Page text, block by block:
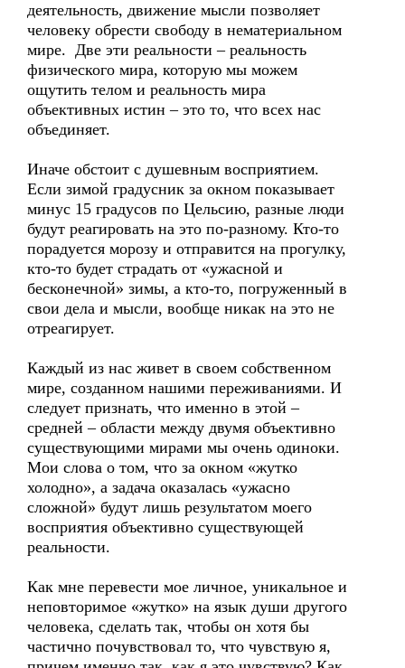
деятельность, движение мысли позволяет
человеку обрести свободу в нематериальном
мире. Две эти реальности – реальность
физического мира, которую мы можем
ощутить телом и реальность мира
объективных истин – это то, что всех нас
объединяет.
Иначе обстоит с душевным восприятием.
Если зимой градусник за окном показывает
минус 15 градусов по Цельсию, разные люди
будут реагировать на это по-разному. Кто-то
порадуется морозу и отправится на прогулку,
кто-то будет страдать от «ужасной и
бесконечной» зимы, а кто-то, погруженный в
свои дела и мысли, вообще никак на это не
отреагирует.
Каждый из нас живет в своем собственном
мире, созданном нашими переживаниями. И
следует признать, что именно в этой –
средней – области между двумя объективно
существующими мирами мы очень одиноки.
Мои слова о том, что за окном «жутко
холодно», а задача оказалась «ужасно
сложной» будут лишь результатом моего
восприятия объективно существующей
реальности.
Как мне перевести мое личное, уникальное и
неповторимое «жутко» на язык души другого
человека, сделать так, чтобы он хотя бы
частично почувствовал то, что чувствую я,